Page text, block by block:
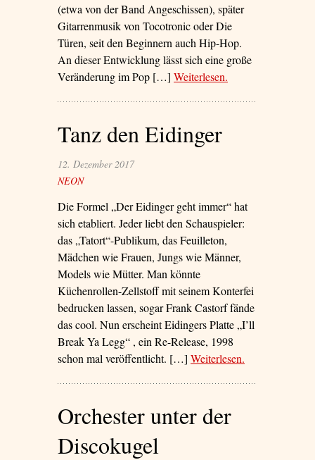
(etwa von der Band Angeschissen), später
Gitarrenmusik von Tocotronic oder Die
Türen, seit den Beginnern auch Hip-Hop.
An dieser Entwicklung lässt sich eine große
Veränderung im Pop […] Weiterlesen– ‘„Wir haben eine
.
Tanz den Eidinger
12. Dezember 2017
NEON
Die Formel „Der Eidinger geht immer“ hat
sich etabliert. Jeder liebt den Schauspieler:
das „Tatort“-Publikum, das Feuilleton,
Mädchen wie Frauen, Jungs wie Männer,
Models wie Mütter. Man könnte
Küchenrollen-Zellstoff mit seinem Konterfei
bedrucken lassen, sogar Frank Castorf fände
das cool. Nun erscheint Eidingers Platte „I’ll
Break Ya Legg“ , ein Re-Release, 1998
schon mal veröffentlicht. […] Weiterlesen– ‘Tanz den
.
Orchester unter der
Discokugel